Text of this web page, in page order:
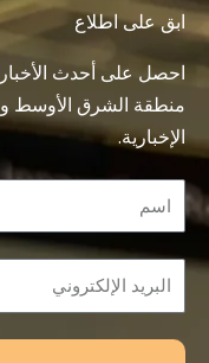
ابق على اطلاع
احصل على أحدث
منطقة الشرق الأوسط
الإخبارية.
Name
Email